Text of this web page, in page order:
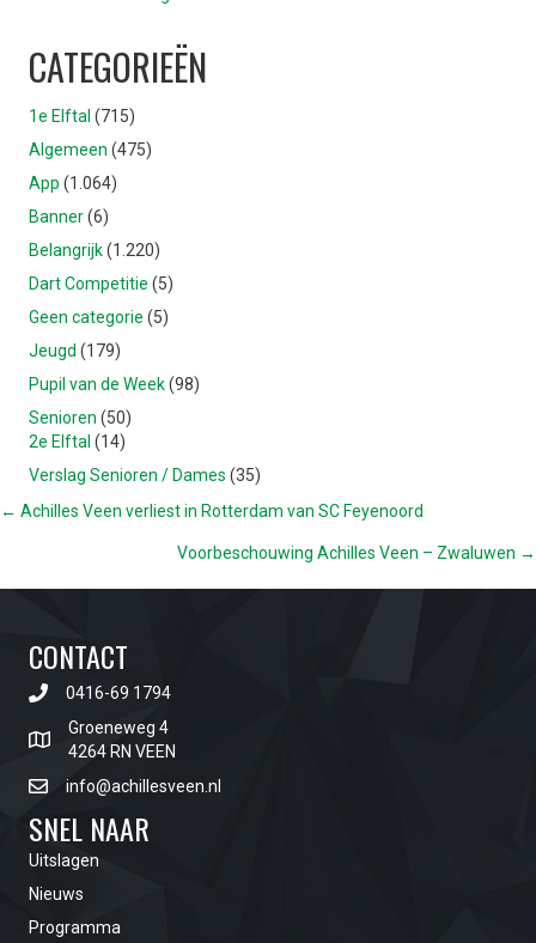
CATEGORIEËN
1e Elftal (715)
Algemeen (475)
App (1.064)
Banner(6)
Belangrijk(1.220)
Dart Competitie (5)
Geen categorie (5)
Jeugd (179)
Pupil van de Week(98)
Senioren (50)
2e Elftal (14)
Verslag Senioren / Dames (35)
POSTS
← Achilles Veen verliest in Rotterdam van SC Feyenoord
Voorbeschouwing Achilles Veen – Zwaluwen →
CONTACT
0416-69 1794
Groeneweg 4
4264 RN VEEN
info@achillesveen.nl
SNEL NAAR
Uitslagen
Nieuws
Programma